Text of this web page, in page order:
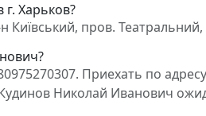
Харьков?
пров. Театральний,
Приехать по адресу
Николай Иванович